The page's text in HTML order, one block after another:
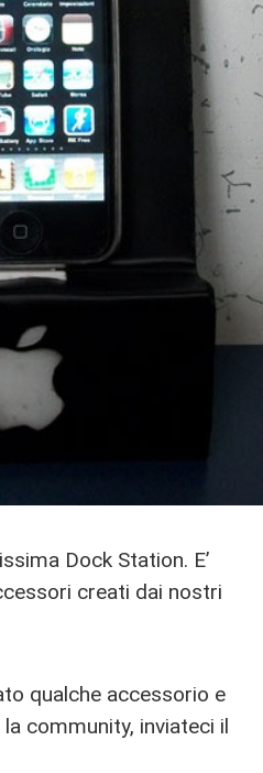
Dock Station. E’
creati dai nostri
qualche accessorio e
community, inviateci il